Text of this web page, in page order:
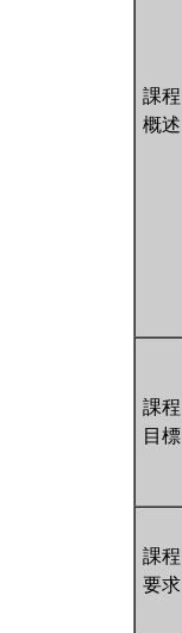
課程
概述
課程
目標
課程
要求